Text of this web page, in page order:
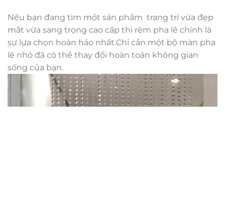
Nếu bạn đang tìm một sản phẩm trang trí vừa đẹp
mắt vừa sang trọng cao cấp thì rèm pha lê chính là
sự lựa chọn hoàn hảo nhất.Chỉ cần một bộ màn pha
lê nhỏ đã có thể thay đổi hoàn toàn không gian
sống của bạn.